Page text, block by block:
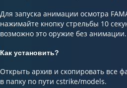
Для запуска анимации осмотра
нажимайте кнопку стрельбы 10
возможно это оружие без анимации.
Как установить?
Открыть архив и скопировать все
в папку по пути cstrike/models.